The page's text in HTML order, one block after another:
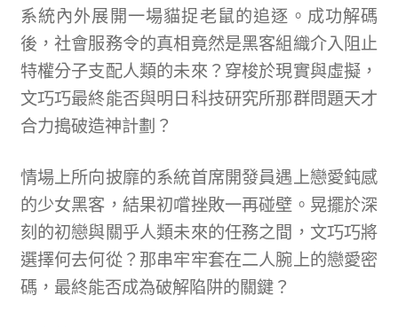
系統內外展開一場貓捉老鼠的追逐。成功解碼
後，社會服務令的真相竟然是黑客組織介入阻止
特權分子支配人類的未來？穿梭於現實與虛擬，
文巧巧最終能否與明日科技研究所那群問題天才
合力搗破造神計劃？
情場上所向披靡的系統首席開發員遇上戀愛鈍感
的少女黑客，結果初嚐挫敗一再碰壁。晃擺於深
刻的初戀與關乎人類未來的任務之間，文巧巧將
選擇何去何從？那串牢牢套在二人腕上的戀愛密
碼，最終能否成為破解陷阱的關鍵？